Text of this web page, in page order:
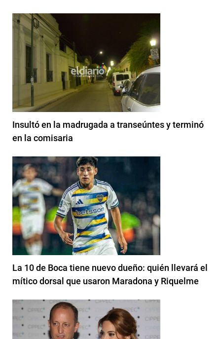
Insultó en la madrugada a transeúntes y terminó
en la comisaria
La 10 de Boca tiene nuevo dueño: quién llevará el
mítico dorsal que usaron Maradona y Riquelme